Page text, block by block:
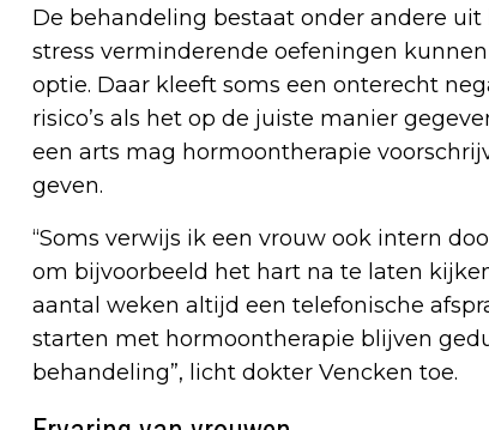
De behandeling bestaat onder andere
stress verminderende oefeningen
optie. Daar kleeft soms een onterecht
risico’s als het op de juiste manier
een arts mag hormoontherapie
geven.
“Soms verwijs ik een vrouw ook intern
om bijvoorbeeld het hart na te laten
aantal weken altijd een telefonische
starten met hormoontherapie blijven
behandeling”, licht dokter Vencken toe.